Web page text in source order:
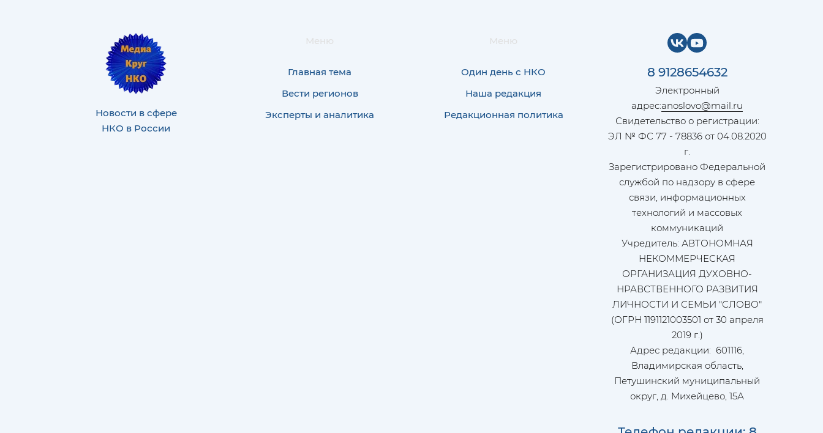
Новости в сфере
НКО в России
Меню
Главная тема
Вести регионов
Эксперты и аналитика
Меню
Один день с НКО
Наша редакция
Редакционная политика
8 9128654632
Электронный
адрес:anoslovo@mail.ru
Свидетельство о регистрации:
ЭЛ № ФС 77 - 78836 от 04.08.2020
г.
Зарегистрировано Федеральной
службой по надзору в сфере
связи, информационных
технологий и массовых
коммуникаций
Учредитель: АВТОНОМНАЯ
НЕКОММЕРЧЕСКАЯ
ОРГАНИЗАЦИЯ ДУХОВНО-
НРАВСТВЕННОГО РАЗВИТИЯ
ЛИЧНОСТИ И СЕМЬИ "СЛОВО"
(ОГРН 1191121003501 от 30 апреля
2019 г.)
Адрес редакции: 601116,
Владимирская область,
Петушинский муниципальный
округ, д. Михейцево, 15А